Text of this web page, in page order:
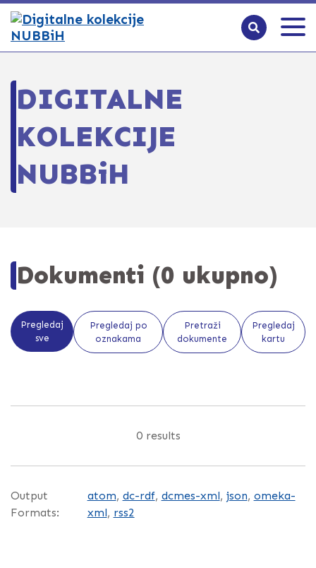
DIGITALNE
KOLEKCIJE
NUBBiH
Dokumenti (0 ukupno)
Pregledaj
sve
Pregledaj po
oznakama
Pretraži
dokumente
Pregledaj
kartu
0 results
Output
Formats:
atom, dc-rdf, dcmes-xml, json, omeka-
xml, rss2